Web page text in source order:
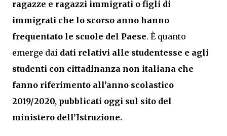
ragazze e ragazzi immigrati o figli di
immigrati che lo scorso anno hanno
frequentato le scuole del Paese. È quanto
emerge dai dati relativi alle studentesse e agli
studenti con cittadinanza non italiana che
fanno riferimento all’anno scolastico
2019/2020, pubblicati oggi sul sito del
ministero dell’Istruzione.